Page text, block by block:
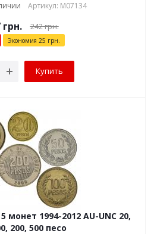
Артикул: М07134
грн. 242грн.
Экономия 25 грн.
Купить
монет 1994-2012 AU-UNC 20,
200, 500 песо